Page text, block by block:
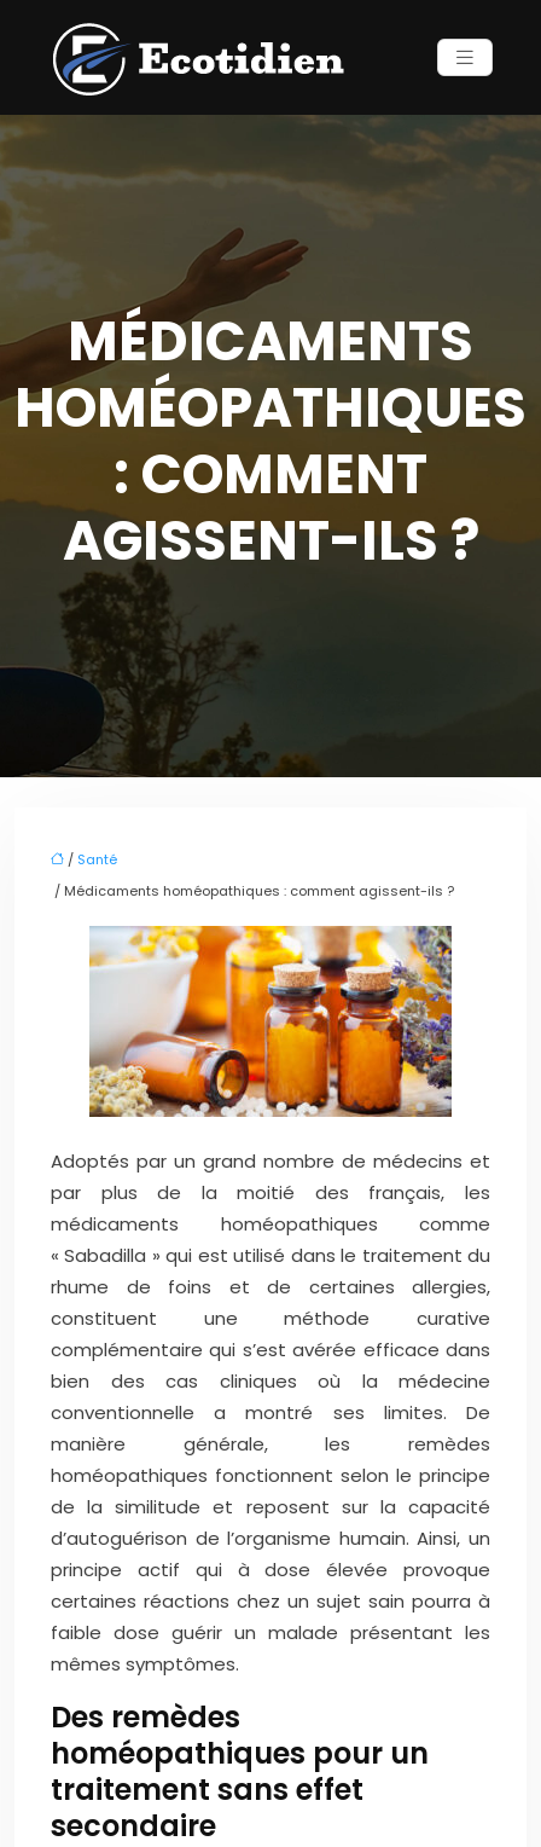
MÉDICAMENTS
HOMÉOPATHIQUES
: COMMENT
AGISSENT-ILS ?
/ Santé
/ Médicaments homéopathiques : comment agissent-ils ?
Adoptés par un grand nombre de médecins et
par plus de la moitié des français, les
médicaments homéopathiques comme
« Sabadilla » qui est utilisé dans le traitement du
rhume de foins et de certaines allergies,
constituent une méthode curative
complémentaire qui s’est avérée efficace dans
bien des cas cliniques où la médecine
conventionnelle a montré ses limites. De
manière générale, les remèdes
homéopathiques fonctionnent selon le principe
de la similitude et reposent sur la capacité
d’autoguérison de l’organisme humain. Ainsi, un
principe actif qui à dose élevée provoque
certaines réactions chez un sujet sain pourra à
faible dose guérir un malade présentant les
mêmes symptômes.
Des remèdes
homéopathiques pour un
traitement sans effet
secondaire